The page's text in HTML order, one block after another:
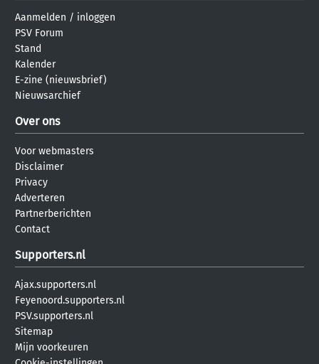
Aanmelden / inloggen
PSV Forum
Stand
Kalender
E-zine (nieuwsbrief)
Nieuwsarchief
Over ons
Voor webmasters
Disclaimer
Privacy
Adverteren
Partnerberichten
Contact
Supporters.nl
Ajax.supporters.nl
Feyenoord.supporters.nl
PSV.supporters.nl
Sitemap
Mijn voorkeuren